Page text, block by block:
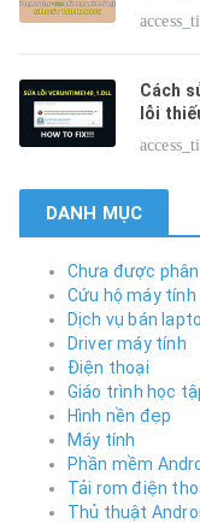
Cách
lỗi
DANH MỤC
Chưa được
Cứu hộ máy tính
Dịch vụ bán
Driver máy tính
Điện thoại
Giáo trình học
Hình nền đẹp
Máy tính
Phần mềm
Tải rom điện
Thủ thuật